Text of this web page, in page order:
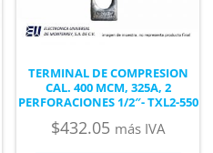
TERMINAL DE COMPRESION
CAL. 400 MCM, 325A, 2
PERFORACIONES 1/2″- TXL2-550
$432.05 más IVA